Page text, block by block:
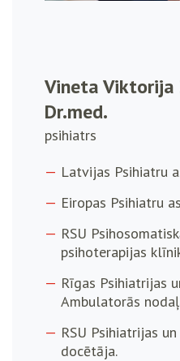
Vineta Viktorija
Dr.med.
psihiatrs
Latvijas Psihiatru
Eiropas Psihiatru
RSU
psihoterapijas
Rīgas Psihiatrijas
Ambulatorās
RSU Psihiatrijas
docētāja.